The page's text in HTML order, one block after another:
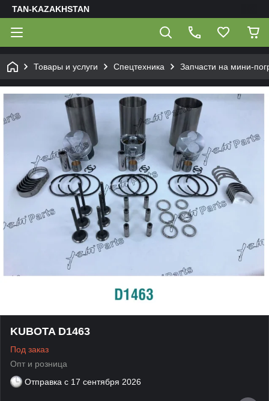
TAN-KAZAKHSTAN
Товары и услуги Спецтехника Запчасти на мини-
KUBOTA D1463
Под заказ
Опт и розница
Отправка с 17 сентября 2026